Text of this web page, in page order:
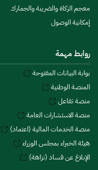
معجم الزكاة والضريبة والجمارك
إمكانية الوصول
روابط مهمة
بوابة البيانات المفتوحة
المنصة الوطنية
منصة تفاعل
منصة الاستشارات العامة
منصة الخدمات المالية (اعتماد)
هيئة الخبراء بمجلس الوزراء
الإبلاغ عن فساد (نزاهة)